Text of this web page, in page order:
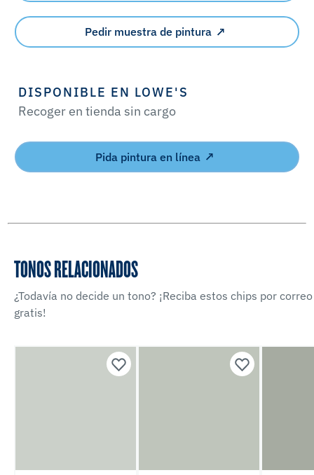
Pedir muestra de pintura
DISPONIBLE EN LOWE'S
Recoger en tienda sin cargo
Pida pintura en línea
TONOS RELACIONADOS
¿Todavía no decide un tono? ¡Reciba estos chips por correo
gratis!